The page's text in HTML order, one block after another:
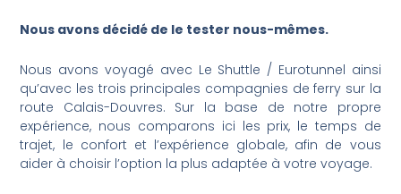
Nous avons décidé de le tester nous-mêmes.
Nous avons voyagé avec Le Shuttle / Eurotunnel ainsi
qu’avec les trois principales compagnies de ferry sur la
route Calais-Douvres. Sur la base de notre propre
expérience, nous comparons ici les prix, le temps de
trajet, le confort et l’expérience globale, afin de vous
aider à choisir l’option la plus adaptée à votre voyage.